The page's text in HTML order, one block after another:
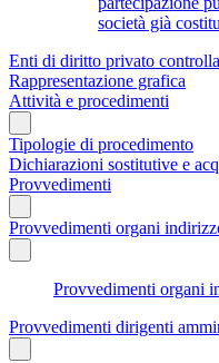
società già
Enti di diritto privato
Rappresentazione grafica
Attività e procedimenti
Tipologie di procedimento
Dichiarazioni sostitutive e
Provvedimenti
Provvedimenti organi
Provvedimenti organi
Provvedimenti dirigenti